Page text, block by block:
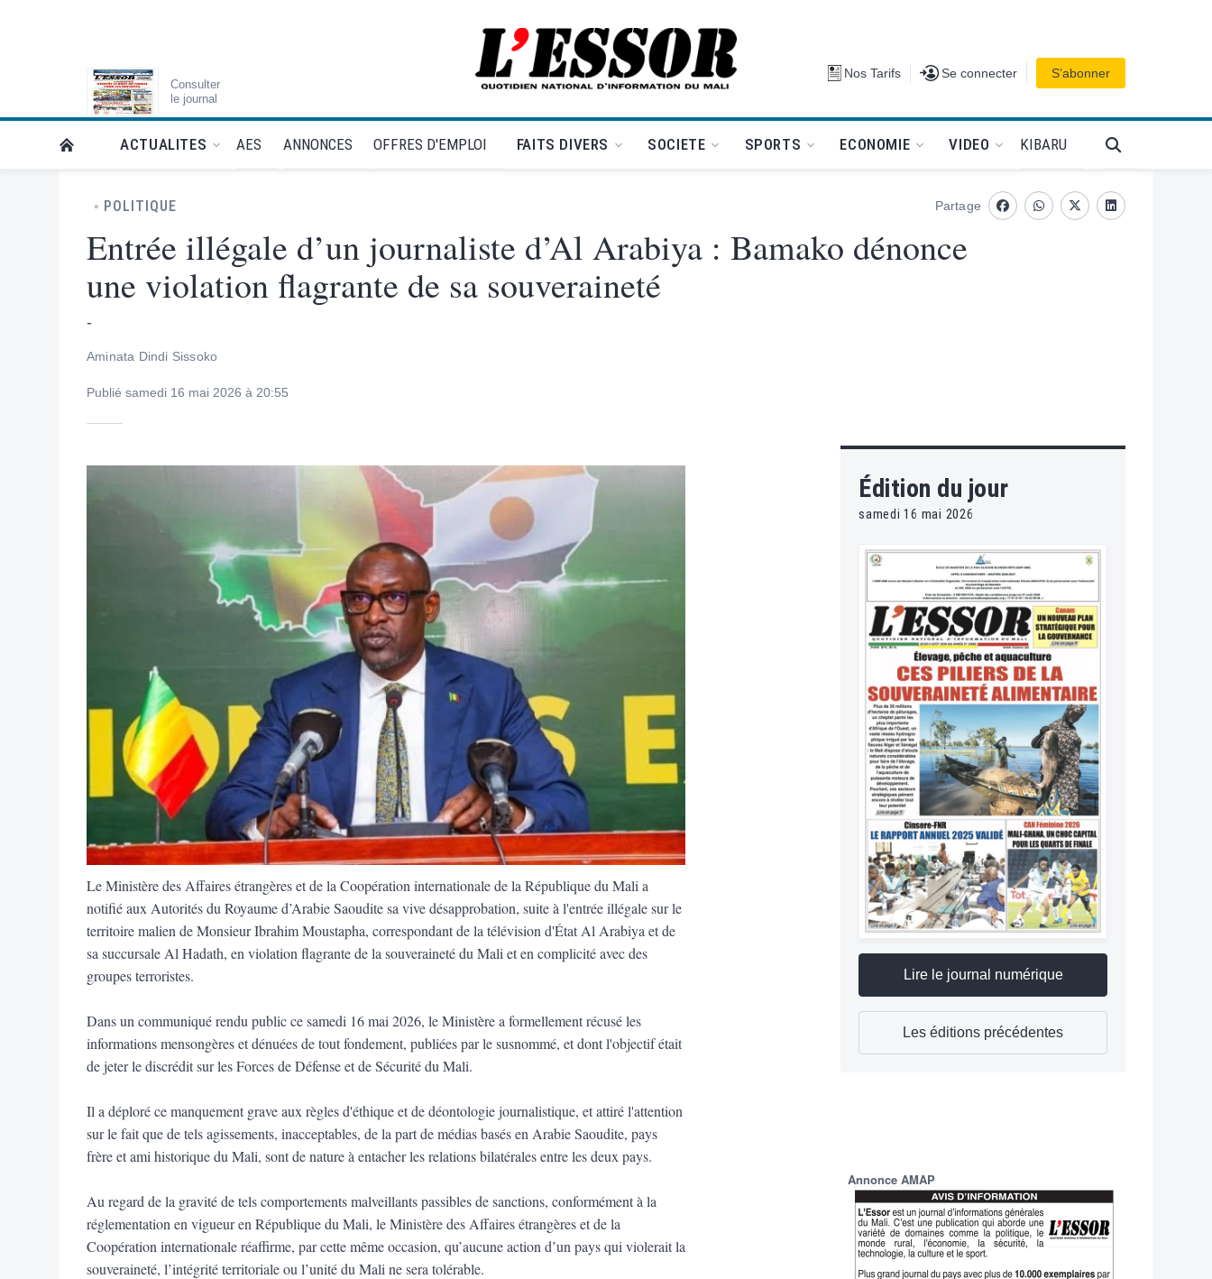
Consulter
le journal
L'Essor - retour à la une Nos Tarifs Se connecter
Se connecter S’abonner
RETOUR À LA PAGE D’ACCUEIL DE L'ESSOR
ACTUALITES AES ANNONCES OFFRES D'EMPLOI FAITS DIVERS SOCIETE SPORTS ECONOMIE VIDEO KIBARU
POLITIQUE
Entrée illégale d’un journaliste d’Al Arabiya : Bamako dénonce
une violation flagrante de sa souveraineté
-
Aminata Dindi Sissoko
Publié samedi 16 mai 2026 à 20:55
Partage
FacebookwhatsappTwitterLinkedin
Le Ministère des Affaires étrangères et de la Coopération internationale de la République du Mali a
notifié aux Autorités du Royaume d’Arabie Saoudite sa vive désapprobation, suite à l'entrée illégale sur le
territoire malien de Monsieur Ibrahim Moustapha, correspondant de la télévision d'État Al Arabiya et de
sa succursale Al Hadath, en violation flagrante de la souveraineté du Mali et en complicité avec des
groupes terroristes.
Dans un communiqué rendu public ce samedi 16 mai 2026, le Ministère a formellement récusé les
informations mensongères et dénuées de tout fondement, publiées par le susnommé, et dont l'objectif était
de jeter le discrédit sur les Forces de Défense et de Sécurité du Mali.
Il a déploré ce manquement grave aux règles d'éthique et de déontologie journalistique, et attiré l'attention
sur le fait que de tels agissements, inacceptables, de la part de médias basés en Arabie Saoudite, pays
frère et ami historique du Mali, sont de nature à entacher les relations bilatérales entre les deux pays.
Au regard de la gravité de tels comportements malveillants passibles de sanctions, conformément à la
réglementation en vigueur en République du Mali, le Ministère des Affaires étrangères et de la
Coopération internationale réaffirme, par cette même occasion, qu’aucune action d’un pays qui violerait la
souveraineté, l’intégrité territoriale ou l’unité du Mali ne sera tolérable.
Édition du jour
samedi 16 mai 2026
Lire le journal numérique
Les éditions précédentes
Annonce AMAP